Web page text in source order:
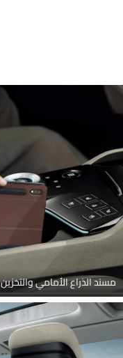
مسند الذراع الأمامي والتخزين